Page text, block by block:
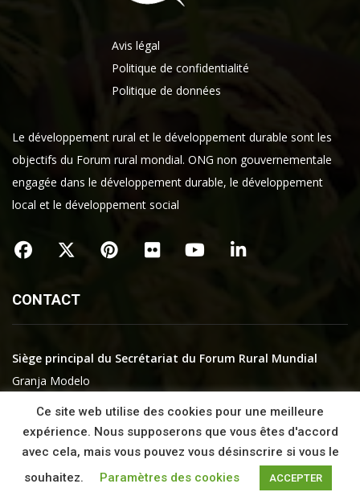
Avis légal
Politique de confidentialité
Politique de données
Le développement rural et le développement durable sont les
objectifs du Forum rural mondial. ONG non gouvernementale
engagée dans le développement durable, le développement
local et le développement social
CONTACT
Siège principal du Secrétariat du Forum Rural Mundial
Granja Modelo
01192 ARKAUTE
Araba – Pays basque
Espagne
Ce site web utilise des cookies pour une meilleure
expérience. Nous supposerons que vous êtes d'accord
avec cela, mais vous pouvez vous désinscrire si vous le
souhaitez.
Paramètres des cookies ACCEPTER